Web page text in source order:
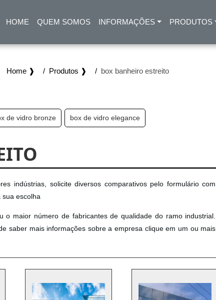
HOME
(CURRENT)
QUEM SOMOS INFORMAÇÕES PRODUTOS
Home ❱ Produtos ❱ box banheiro estreito
de vidro bronze box de vidro elegance
indústrias, solicite diversos comparativos pelo formulário com
escolha
o maior número de fabricantes de qualidade do ramo industrial.
saber mais informações sobre a empresa clique em um ou mais